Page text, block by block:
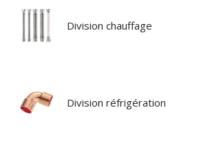
Division chauffage
Division réfrigération